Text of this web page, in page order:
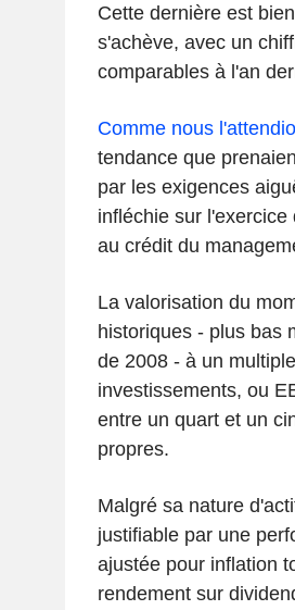
Cette dernière est
s'achève, avec un
comparables à l'an
Comme nous
tendance que
par les exigences
infléchie sur l'exercice
au crédit du
La valorisation du
historiques - plus bas
de 2008 - à un
investissements, ou
entre un quart et un
propres.
Malgré sa nature
justifiable par une
ajustée pour inflation
rendement sur